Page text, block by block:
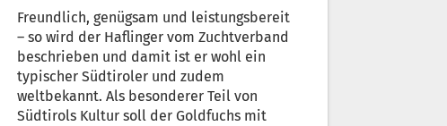
Freundlich, genügsam und leistungsbereit
– so wird der Haflinger vom Zuchtverband
beschrieben und damit ist er wohl ein
typischer Südtiroler und zudem
weltbekannt. Als besonderer Teil von
Südtirols Kultur soll der Goldfuchs mit